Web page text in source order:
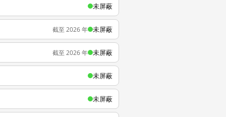
未屏蔽
截至 2026 年 未屏蔽
截至 2026 年 未屏蔽
未屏蔽
未屏蔽